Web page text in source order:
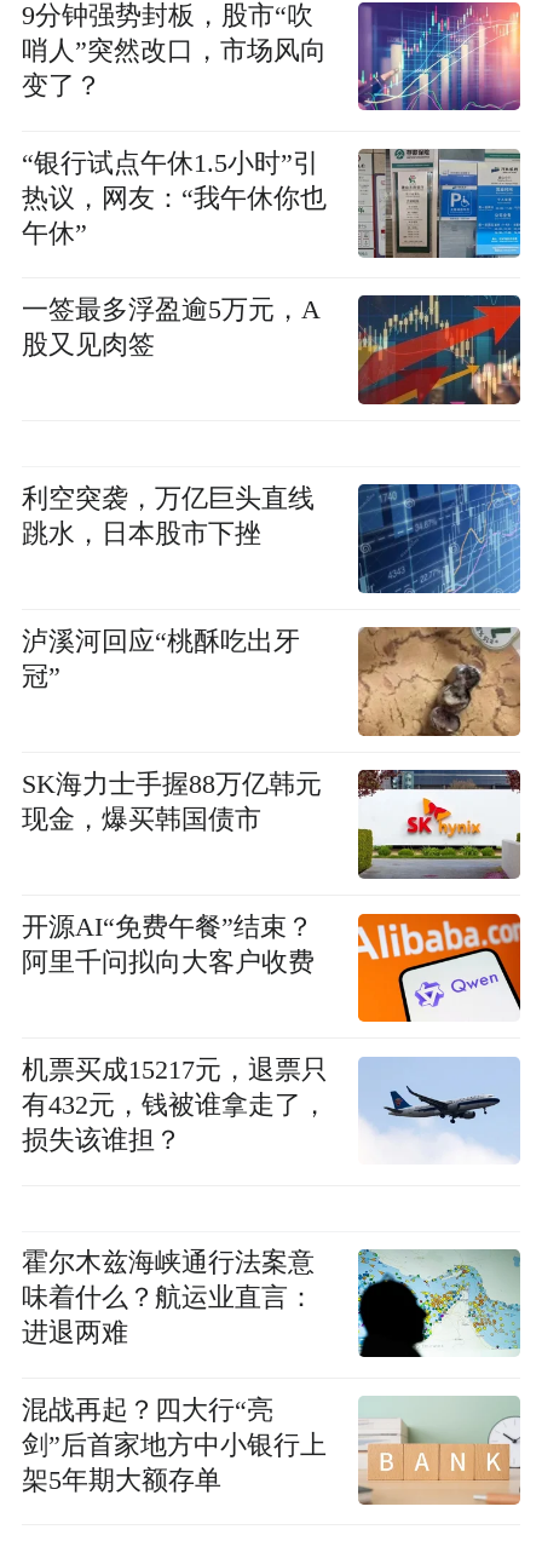
9分钟强势封板，股市“吹
哨人”突然改口，市场风向
变了？
“银行试点午休1.5小时”引
热议，网友：“我午休你也
午休”
一签最多浮盈逾5万元，A
股又见肉签
利空突袭，万亿巨头直线
跳水，日本股市下挫
泸溪河回应“桃酥吃出牙
冠”
SK海力士手握88万亿韩元
现金，爆买韩国债市
开源AI“免费午餐”结束？
阿里千问拟向大客户收费
机票买成15217元，退票只
有432元，钱被谁拿走了，
损失该谁担？
霍尔木兹海峡通行法案意
味着什么？航运业直言：
进退两难
混战再起？四大行“亮
剑”后首家地方中小银行上
架5年期大额存单